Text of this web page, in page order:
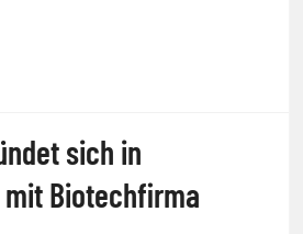
sich in
Biotechfirma